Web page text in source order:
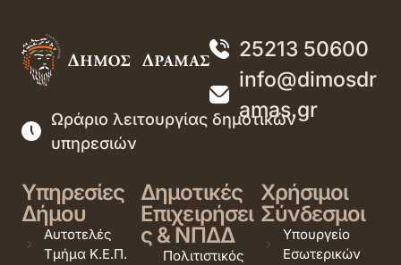
25213 50600
info@dimosdr
amas.gr
Ωράριο λειτουργίας δημοτικών
υπηρεσιών
Υπηρεσίες
Δήμου
Αυτοτελές
Τμήμα Κ.Ε.Π.
Δημοτικές
Επιχειρήσει
ς & ΝΠΔΔ
Πολιτιστικός
Χρήσιμοι
Σύνδεσμοι
Υπουργείο
Εσωτερικών